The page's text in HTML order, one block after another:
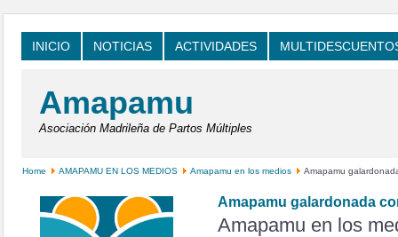
INICIO NOTICIAS ACTIVIDADES
Amapamu
Asociación Madrileña de Partos Múltiples
Home AMAPAMU EN LOS MEDIOS Amapamu en los medios Amapamu
Amapamu galardonada
Amapamu en los